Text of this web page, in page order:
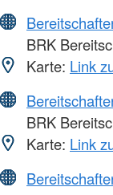
BRK
Karte: Link
BRK
Karte: Link